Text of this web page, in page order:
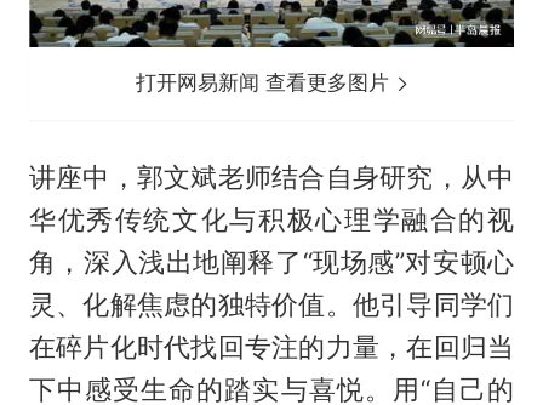
打开网易新闻 查看更多图片
讲座中，郭文斌老师结合自身研究，从中
华优秀传统文化与积极心理学融合的视
角，深入浅出地阐释了“现场感”对安顿心
灵、化解焦虑的独特价值。他引导同学们
在碎片化时代找回专注的力量，在回归当
下中感受生命的踏实与喜悦。用“自己的